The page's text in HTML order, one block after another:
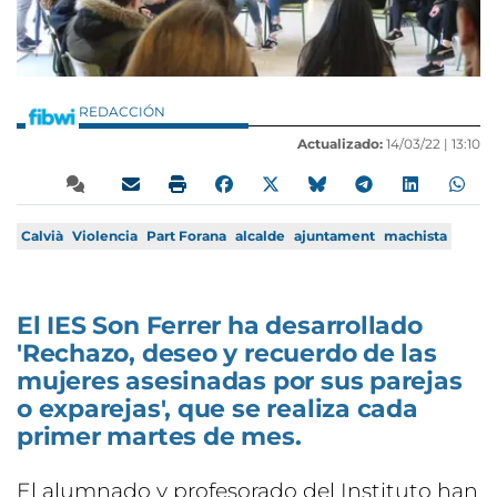
REDACCIÓN
Actualizado: 14/03/22 | 13:10
Calvià Violencia Part Forana alcalde ajuntament machista
El IES Son Ferrer ha desarrollado
'Rechazo, deseo y recuerdo de las
mujeres asesinadas por sus parejas
o exparejas', que se realiza cada
primer martes de mes.
El alumnado y profesorado del Instituto han